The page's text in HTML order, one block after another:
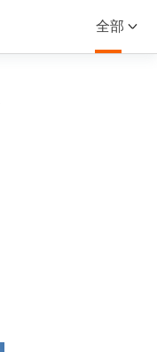
全部